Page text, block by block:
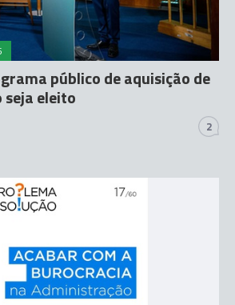
público de aquisição de
eleito
2